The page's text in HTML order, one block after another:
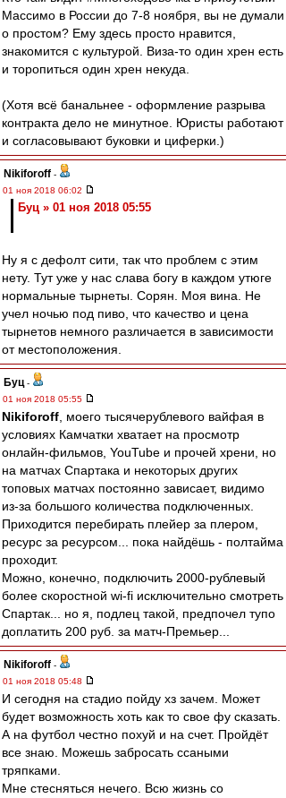
Массимо в России до 7-8 ноября, вы не думали
о простом? Ему здесь просто нравится,
знакомится с культурой. Виза-то один хрен есть
и торопиться один хрен некуда.
(Хотя всё банальнее - оформление разрыва
контракта дело не минутное. Юристы работают
и согласовывают буковки и циферки.)
Nikiforoff -
01 ноя 2018 06:02
Буц » 01 ноя 2018 05:55
Ну я с дефолт сити, так что проблем с этим
нету. Тут уже у нас слава богу в каждом утюге
нормальные тырнеты. Сорян. Моя вина. Не
учел ночью под пиво, что качество и цена
тырнетов немного различается в зависимости
от местоположения.
Буц -
01 ноя 2018 05:55
Nikiforoff , моего тысячерублевого вайфая в
условиях Камчатки хватает на просмотр
онлайн-фильмов, YouTube и прочей хрени, но
на матчах Спартака и некоторых других
топовых матчах постоянно зависает, видимо
из-за большого количества подключенных.
Приходится перебирать плейер за плером,
ресурс за ресурсом... пока найдёшь - полтайма
проходит.
Можно, конечно, подключить 2000-рублевый
более скоростной wi-fi исключительно смотреть
Спартак... но я, подлец такой, предпочел тупо
доплатить 200 руб. за матч-Премьер...
Nikiforoff -
01 ноя 2018 05:48
И сегодня на стадио пойду хз зачем. Может
будет возможность хоть как то свое фу сказать.
А на футбол честно похуй и на счет. Пройдёт
все знаю. Можешь забросать ссаными
тряпками.
Мне стесняться нечего. Всю жизнь со